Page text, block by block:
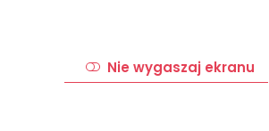
Nie wygaszaj ekranu